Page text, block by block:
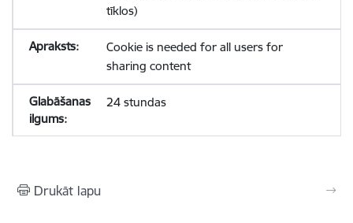
tīklos)
Cookie is needed for all users for
sharing content
24 stundas
Drukāt lapu